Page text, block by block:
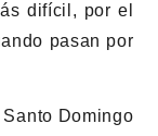
difícil, por el
pasan por
Domingo